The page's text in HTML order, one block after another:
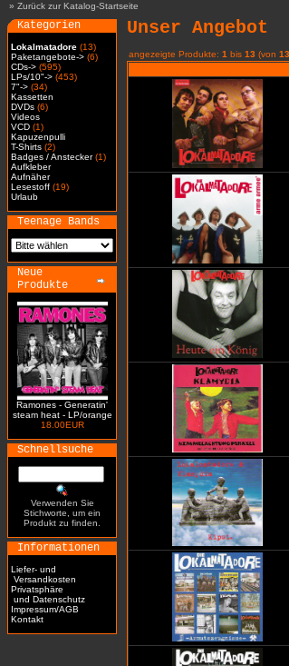
» Zurück zur Katalog-Startseite
Kategorien
Lokalmatadore (13)
Paketangebote-> (6)
CDs-> (595)
LPs/10"-> (453)
7"-> (34)
Kassetten
DVDs (6)
Videos
VCD (1)
Kapuzenpulli
T-Shirts (2)
Badges / Anstecker(1)
Aufkleber
Aufnäher
Lesestoff (19)
Urlaub
Teenage Bands
Neue
Produkte
Ramones - Generatin'
steam heat - LP/orange
18.00EUR
Schnellsuche
Verwenden Sie
Stichworte, um ein
Produkt zu finden.
Informationen
Liefer- und
Versandkosten
Privatsphäre
und Datenschutz
Impressum/AGB
Kontakt
Unser Angebot
angezeigte Produkte: 1 bis 13 (von 13